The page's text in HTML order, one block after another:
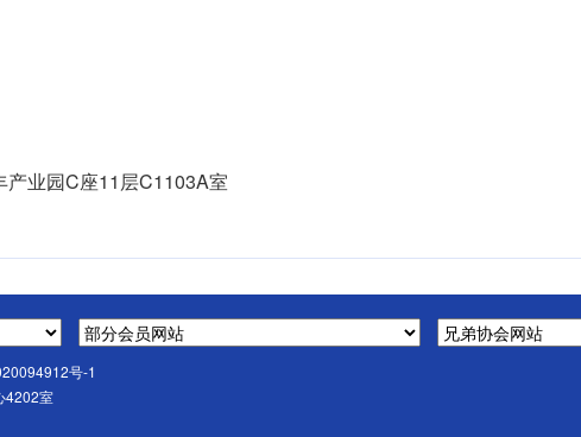
业园C座11层C1103A室
号-1
4202室